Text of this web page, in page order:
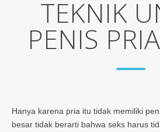
TEKNIK
PENIS
Hanya karena pria itu tidak memiliki
besar tidak berarti bahwa seks harus